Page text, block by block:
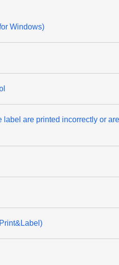
Windows)
are printed incorrectly or